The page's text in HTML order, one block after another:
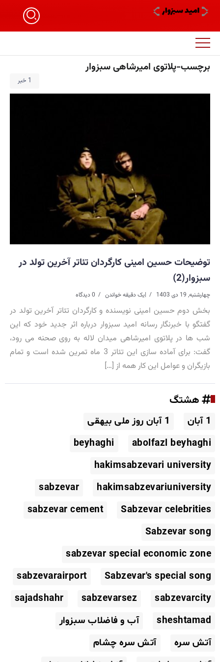
برچسب-پلاتوی امیرشاهی سبزوار
1 خبر
توضیحات حسین امینی کارگردان تئاتر آخرین تولد در
سبزوار(2)
چهارشنبه, 19 دی 1403 |یک دقیقه خواندن 0 دیدگاه
بخش دوم حسین امینی نویسنده و کارگردان تئاتر آخرین تولد در
گفتگو با خبرنگار رسانه امید سبزوار درباره اثر جدید خود که این
شب ها در پلاتوی امیرشاهی میدان لاله به روی صحنه می رود،
گفت: برای آماده سازی این تئاتر 3 ماه تمرین شده است و تمام
بازیگران و عوامل این کار همه از […]
هشتگ
1 آبان
1 آبان روز ملی بیهقی
abolfazl beyhaghi
beyhaghi
hakimsabzevari university
hakimsabzevariuniversity
sabzevar
Sabzevar celebrities
sabzevar cement
Sabzevar song
sabzevar special economic zone
Sabzevar's special song
sabzevarairport
sabzevarcity
sabzevarsez
sajadshahr
sheshtamad
آب و فاضلاب سبزوار
آتش سره
آتش سره چشام